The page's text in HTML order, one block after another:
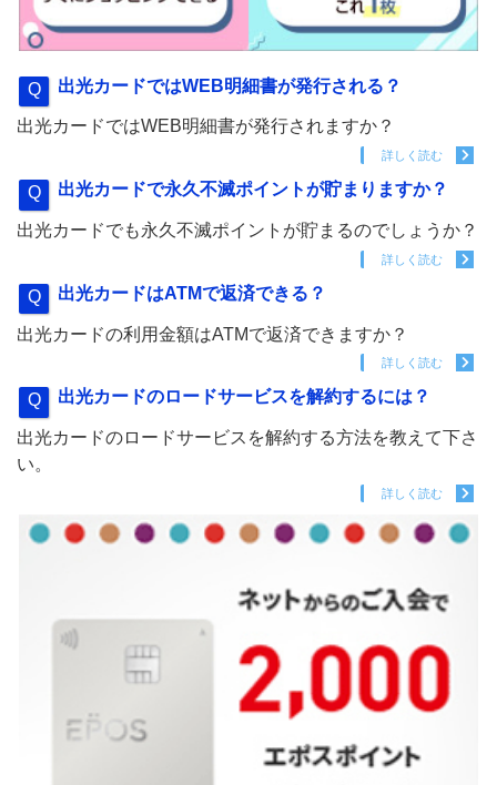
出光カードではWEB明細書が発行される？
出光カードではWEB明細書が発行されますか？
詳しく読む
出光カードで永久不滅ポイントが貯まりますか？
出光カードでも永久不滅ポイントが貯まるのでしょうか？
詳しく読む
出光カードはATMで返済できる？
出光カードの利用金額はATMで返済できますか？
詳しく読む
出光カードのロードサービスを解約するには？
出光カードのロードサービスを解約する方法を教えて下さ
い。
詳しく読む